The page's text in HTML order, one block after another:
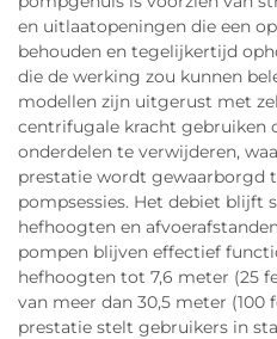
en uitlaatopeningen die een
behouden en tegelijkertijd
die de werking zou kunnen
modellen zijn uitgerust met
centrifugale kracht gebruiken
onderdelen te verwijderen,
prestatie wordt gewaarborgd
pompsessies. Het debiet blijft
hefhoogten en
pompen blijven effectief
hefhoogten tot 7,6 meter (25
van meer dan 30,5 meter (100
prestatie stelt gebruikers in